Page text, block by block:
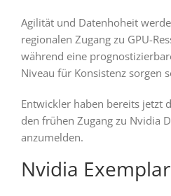
Agilität und Datenhoheit
regionalen Zugang zu GPU-
während eine
Niveau für Konsistenz sorgen
Entwickler haben bereits jetzt
den frühen Zugang zu Nvidia
anzumelden.
Nvidia